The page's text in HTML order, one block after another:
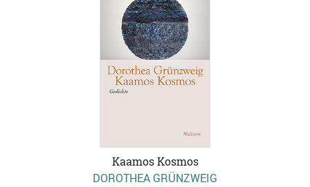
Kaamos Kosmos
DOROTHEA GRÜNZWEIG